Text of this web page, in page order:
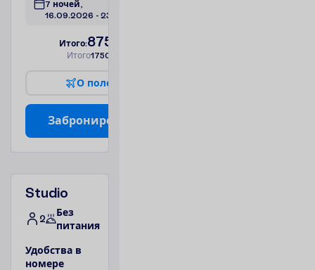
7 ночей,
16.09.2026 - 23.09.2026
Итого:875.00
Итого1750.00
О поле
Заброниро
Studio
2
Без
питания
Удобства в
номере